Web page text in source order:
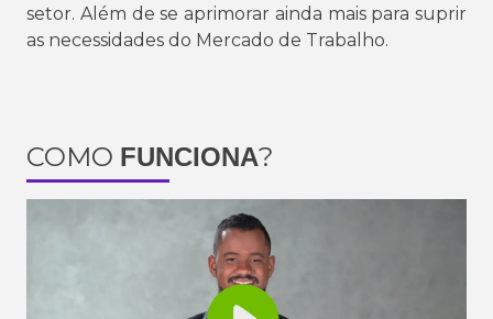
setor. Além de se aprimorar ainda mais para suprir
as necessidades do Mercado de Trabalho.
COMO FUNCIONA?